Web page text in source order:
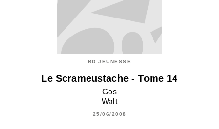
BD JEUNESSE
Le Scrameustache - Tome 14
Gos
Walt
25/06/2008